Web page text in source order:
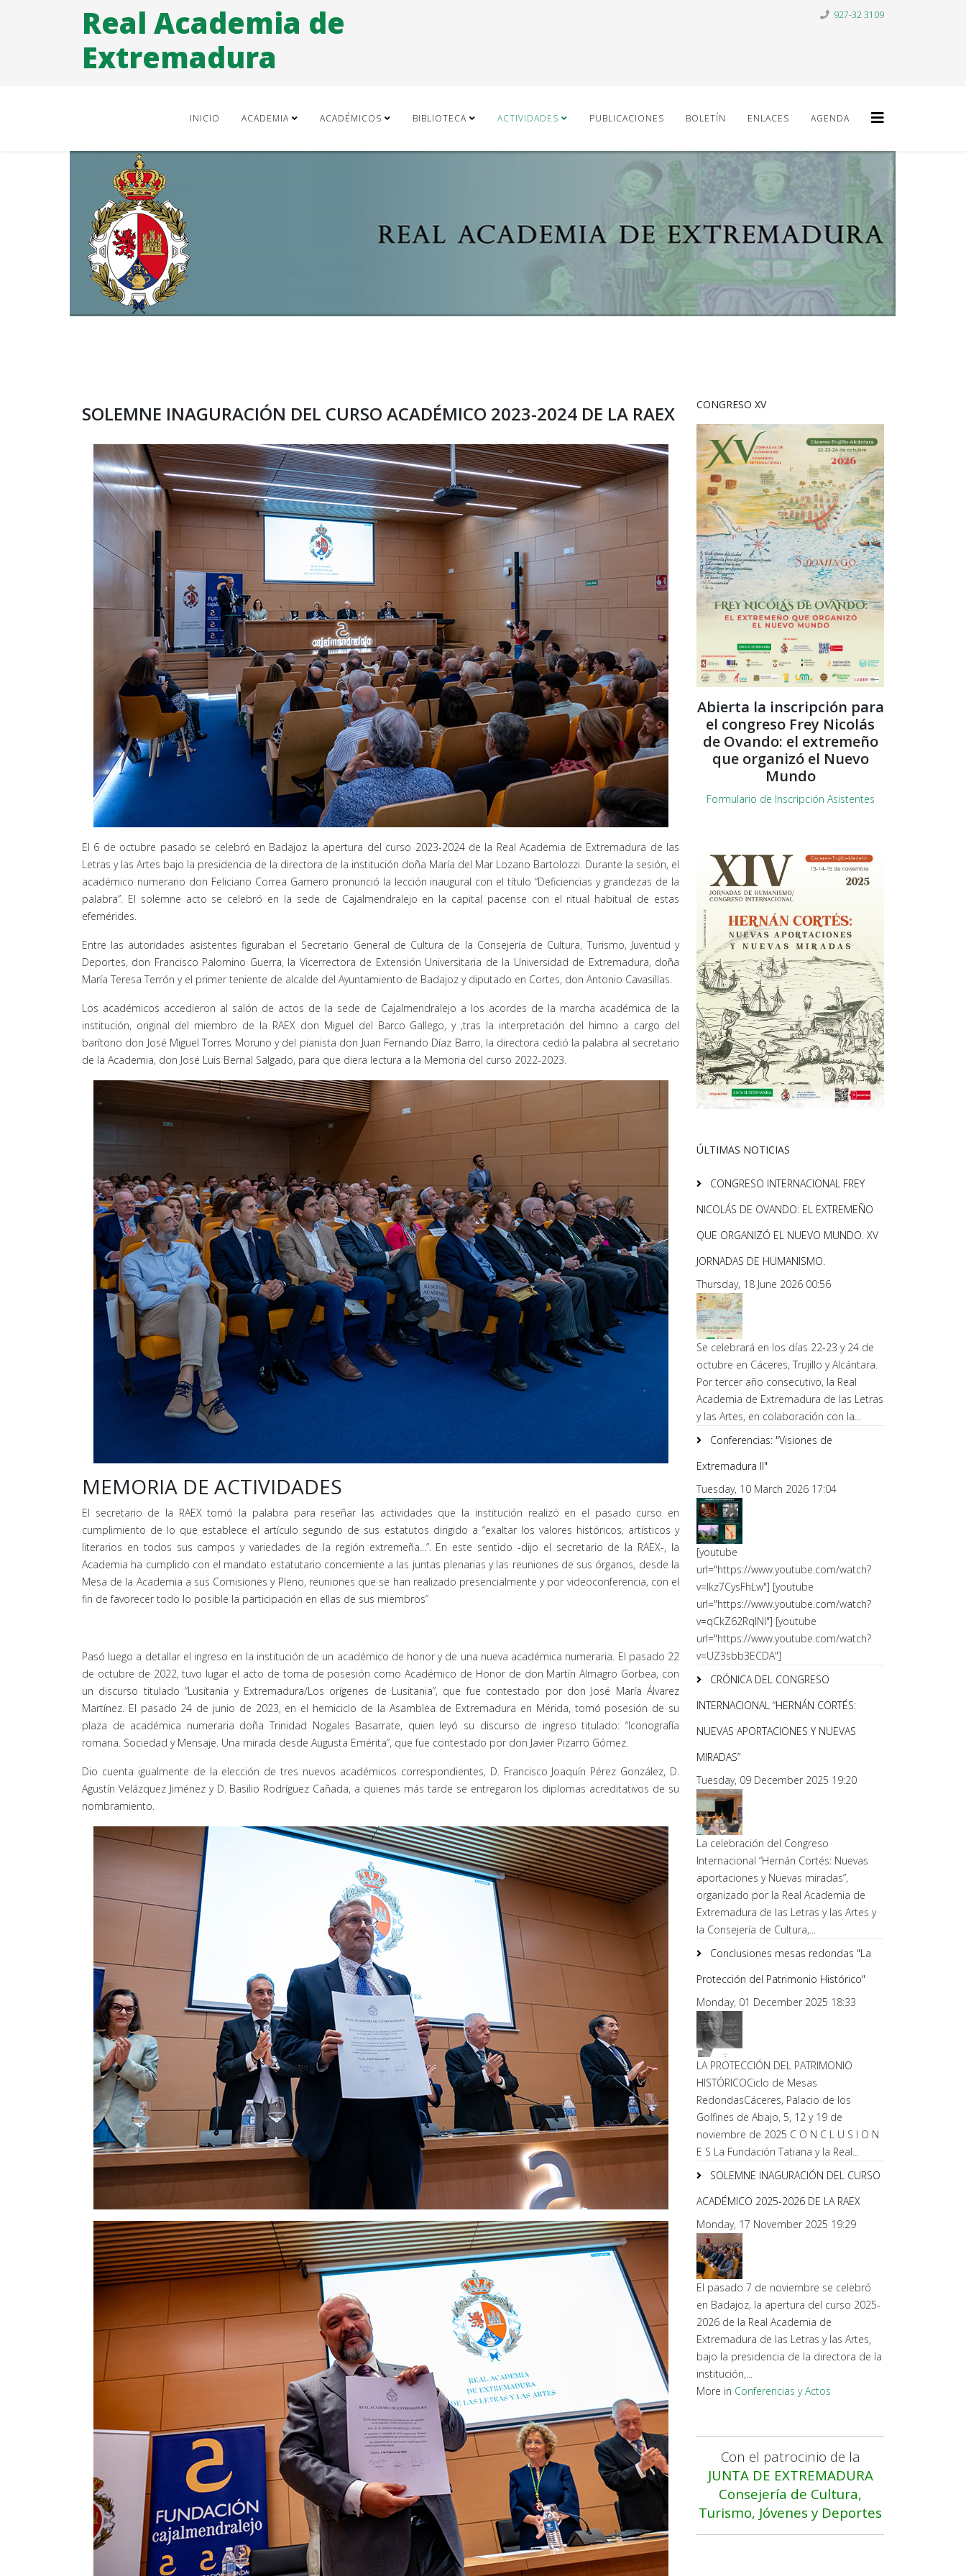
Real Academia de
Extremadura
927-32 3109
INICIO ACADEMIA ACADÉMICOS BIBLIOTECA ACTIVIDADES PUBLICACIONES BOLETÍN ENLACES AGENDA
SOLEMNE INAGURACIÓN DEL CURSO ACADÉMICO 2023-2024 DE LA RAEX
El 6 de octubre pasado se celebró en Badajoz la apertura del curso 2023-2024 de la Real Academia de Extremadura de las
Letras y las Artes bajo la presidencia de la directora de la institución doña María del Mar Lozano Bartolozzi. Durante la sesión, el
académico numerario don Feliciano Correa Gamero pronunció la lección inaugural con el título “Deficiencias y grandezas de la
palabra”. El solemne acto se celebró en la sede de Cajalmendralejo en la capital pacense con el ritual habitual de estas
efemérides.
Entre las autoridades asistentes figuraban el Secretario General de Cultura de la Consejería de Cultura, Turismo, Juventud y
Deportes, don Francisco Palomino Guerra, la Vicerrectora de Extensión Universitaria de la Universidad de Extremadura, doña
María Teresa Terrón y el primer teniente de alcalde del Ayuntamiento de Badajoz y diputado en Cortes, don Antonio Cavasillas.
Los académicos accedieron al salón de actos de la sede de Cajalmendralejo a los acordes de la marcha académica de la
institución, original del miembro de la RAEX don Miguel del Barco Gallego, y ,tras la interpretación del himno a cargo del
barítono don José Miguel Torres Moruno y del pianista don Juan Fernando Díaz Barro, la directora cedió la palabra al secretario
de la Academia, don José Luis Bernal Salgado, para que diera lectura a la Memoria del curso 2022-2023.
MEMORIA DE ACTIVIDADES
El secretario de la RAEX tomó la palabra para reseñar las actividades que la institución realizó en el pasado curso en
cumplimiento de lo que establece el artículo segundo de sus estatutos dirigido a “exaltar los valores históricos, artísticos y
literarios en todos sus campos y variedades de la región extremeña...”. En este sentido -dijo el secretario de la RAEX-, la
Academia ha cumplido con el mandato estatutario concerniente a las juntas plenarias y las reuniones de sus órganos, desde la
Mesa de la Academia a sus Comisiones y Pleno, reuniones que se han realizado presencialmente y por videoconferencia, con el
fin de favorecer todo lo posible la participación en ellas de sus miembros”
Pasó luego a detallar el ingreso en la institución de un académico de honor y de una nueva académica numeraria. El pasado 22
de octubre de 2022, tuvo lugar el acto de toma de posesión como Académico de Honor de don Martín Almagro Gorbea, con
un discurso titulado “Lusitania y Extremadura/Los orígenes de Lusitania”, que fue contestado por don José María Álvarez
Martínez. El pasado 24 de junio de 2023, en el hemiciclo de la Asamblea de Extremadura en Mérida, tomó posesión de su
plaza de académica numeraria doña Trinidad Nogales Basarrate, quien leyó su discurso de ingreso titulado: “Iconografía
romana. Sociedad y Mensaje. Una mirada desde Augusta Emérita”, que fue contestado por don Javier Pizarro Gómez.
Dio cuenta igualmente de la elección de tres nuevos académicos correspondientes, D. Francisco Joaquín Pérez González, D.
Agustín Velázquez Jiménez y D. Basilio Rodríguez Cañada, a quienes más tarde se entregaron los diplomas acreditativos de su
nombramiento.
CONGRESO XV
Abierta la inscripción para
el congreso Frey Nicolás
de Ovando: el extremeño
que organizó el Nuevo
Mundo
Formulario de Inscripción Asistentes
ÚLTIMAS NOTICIAS
CONGRESO INTERNACIONAL FREY
NICOLÁS DE OVANDO: EL EXTREMEÑO
QUE ORGANIZÓ EL NUEVO MUNDO. XV
JORNADAS DE HUMANISMO.
Thursday, 18 June 2026 00:56
Se celebrará en los días 22-23 y 24 de
octubre en Cáceres, Trujillo y Alcántara.
Por tercer año consecutivo, la Real
Academia de Extremadura de las Letras
y las Artes, en colaboración con la...
Conferencias: "Visiones de
Extremadura II"
Tuesday, 10 March 2026 17:04
[youtube
url="https://www.youtube.com/watch?
v=lkz7CysFhLw"] [youtube
url="https://www.youtube.com/watch?
v=qCkZ62RqlNI"] [youtube
url="https://www.youtube.com/watch?
v=UZ3sbb3ECDA"]
CRÓNICA DEL CONGRESO
INTERNACIONAL “HERNÁN CORTÉS:
NUEVAS APORTACIONES Y NUEVAS
MIRADAS”
Tuesday, 09 December 2025 19:20
La celebración del Congreso
Internacional “Hernán Cortés: Nuevas
aportaciones y Nuevas miradas”,
organizado por la Real Academia de
Extremadura de las Letras y las Artes y
la Consejería de Cultura,...
Conclusiones mesas redondas "La
Protección del Patrimonio Histórico"
Monday, 01 December 2025 18:33
LA PROTECCIÓN DEL PATRIMONIO
HISTÓRICOCiclo de Mesas
RedondasCáceres, Palacio de los
Golfines de Abajo, 5, 12 y 19 de
noviembre de 2025 C O N C L U S I O N
E S La Fundación Tatiana y la Real...
SOLEMNE INAGURACIÓN DEL CURSO
ACADÉMICO 2025-2026 DE LA RAEX
Monday, 17 November 2025 19:29
El pasado 7 de noviembre se celebró
en Badajoz, la apertura del curso 2025-
2026 de la Real Academia de
Extremadura de las Letras y las Artes,
bajo la presidencia de la directora de la
institución,...
More in Conferencias y Actos
Con el patrocinio de la
JUNTA DE EXTREMADURA
Consejería de Cultura,
Turismo, Jóvenes y Deportes